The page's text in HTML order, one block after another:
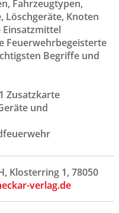
Fahrzeugtypen,
Löschgeräte, Knoten
Feuerwehrbegeisterte
Begriffe und
Zusatzkarte
und
Klosterring 1, 78050
verlag.de